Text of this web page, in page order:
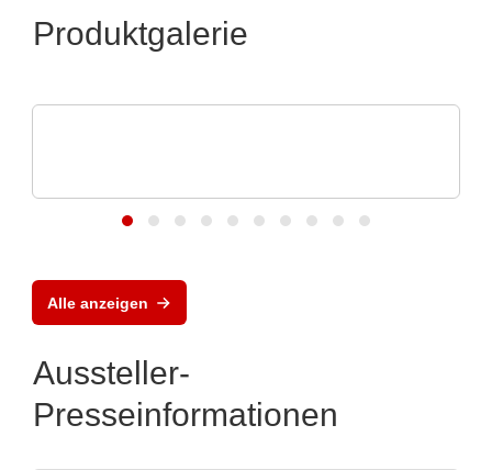
Produktgalerie
Alle anzeigen
Aussteller-
Presseinformationen